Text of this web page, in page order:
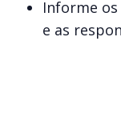
Informe
e as